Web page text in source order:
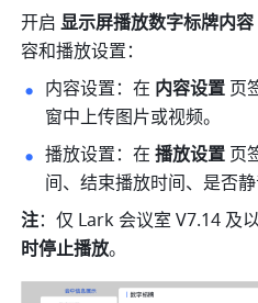
开启 显示屏播放数字标牌内容
容和播放设置：
内容设置：在 内容设置 页
窗中上传图片或视频。
播放设置：在 播放设置 页
间、结束播放时间、是否静
注：仅 Lark 会议室 V7.14 及
时停止播放。